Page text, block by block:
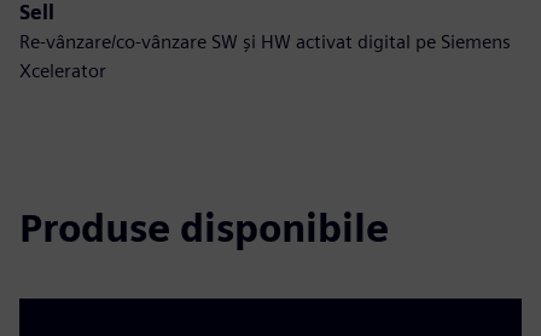
Sell
Re-vânzare/co-vânzare SW și HW activat digital pe Siemens
Xcelerator
Produse disponibile